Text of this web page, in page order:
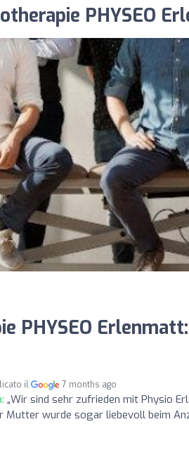
PHYSEO
PHYSEO
il 7 months ago
„Wir sind sehr zufrieden mit Physio
Mutter wurde sogar liebevoll beim